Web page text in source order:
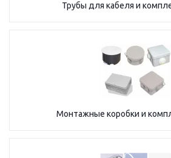
Трубы для кабеля и
Монтажные коробки и